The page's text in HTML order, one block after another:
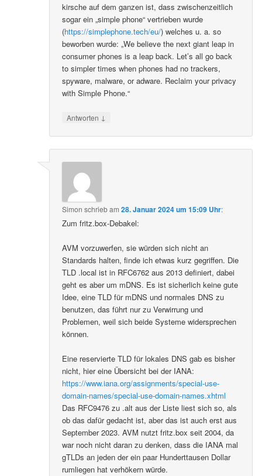
kirsche auf dem ganzen ist, dass zwischenzeitlich
sogar ein „simple phone“ vertrieben wurde
(https://simplephone.tech/eu/) welches u. a. so
beworben wurde: „We believe the next giant leap in
consumer phones is a leap back. Let’s all go back
to simpler times when phones had no trackers,
spyware, malware, or adware. Reclaim your privacy
with Simple Phone.“
Antworten ↓
Simon schriebam28. Januar 2024 um 15:09 Uhr:
Zum fritz.box-Debakel:
AVM vorzuwerfen, sie würden sich nicht an
Standards halten, finde ich etwas kurz gegriffen. Die
TLD .local ist in RFC6762 aus 2013 definiert, dabei
geht es aber um mDNS. Es ist sicherlich keine gute
Idee, eine TLD für mDNS und normales DNS zu
benutzen, das führt nur zu Verwirrung und
Problemen, weil sich beide Systeme widersprechen
können.
Eine reservierte TLD für lokales DNS gab es bisher
nicht, hier eine Übersicht bei der IANA:
https://www.iana.org/assignments/special-use-
domain-names/special-use-domain-names.xhtml
Das RFC9476 zu .alt aus der Liste liest sich so, als
ob das dafür gedacht ist, aber das ist auch erst aus
September 2023. AVM nutzt fritz.box seit 2004, da
war noch nicht daran zu denken, dass die IANA mal
gTLDs an jeden der ein paar Hunderttausen Dollar
rumliegen hat verhökern würde.